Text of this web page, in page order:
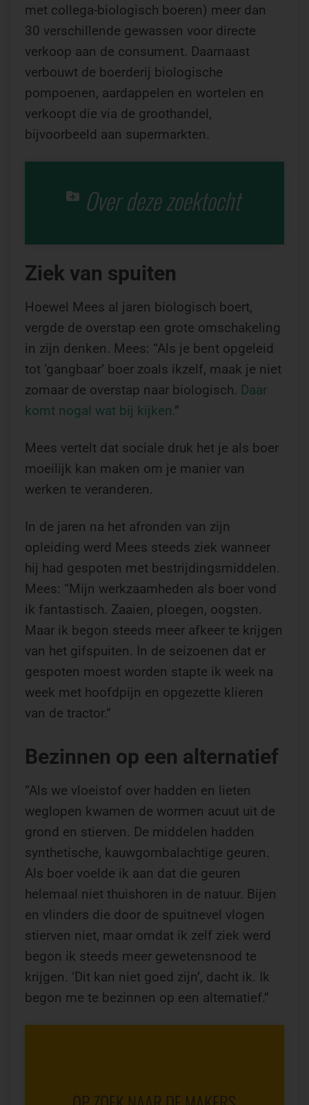
met collega-biologisch boeren) meer dan
30 verschillende gewassen voor directe
verkoop aan de consument. Daarnaast
verbouwt de boerderij biologische
pompoenen, aardappelen en wortelen en
verkoopt die via de groothandel,
bijvoorbeeld aan supermarkten.
Over deze zoektocht
Ziek van spuiten
Hoewel Mees al jaren biologisch boert,
vergde de overstap een grote omschakeling
in zijn denken. Mees: “Als je bent opgeleid
tot ‘gangbaar’ boer zoals ikzelf, maak je niet
zomaar de overstap naar biologisch. Daar
komt nogal wat bij kijken.”
Mees vertelt dat sociale druk het je als boer
moeilijk kan maken om je manier van
werken te veranderen.
In de jaren na het afronden van zijn
opleiding werd Mees steeds ziek wanneer
hij had gespoten met bestrijdingsmiddelen.
Mees: “Mijn werkzaamheden als boer vond
ik fantastisch. Zaaien, ploegen, oogsten.
Maar ik begon steeds meer afkeer te krijgen
van het gifspuiten. In de seizoenen dat er
gespoten moest worden stapte ik week na
week met hoofdpijn en opgezette klieren
van de tractor.”
Bezinnen op een alternatief
“Als we vloeistof over hadden en lieten
weglopen kwamen de wormen acuut uit de
grond en stierven. De middelen hadden
synthetische, kauwgombalachtige geuren.
Als boer voelde ik aan dat die geuren
helemaal niet thuishoren in de natuur. Bijen
en vlinders die door de spuitnevel vlogen
stierven niet, maar omdat ik zelf ziek werd
begon ik steeds meer gewetensnood te
krijgen. ‘Dit kan niet goed zijn’, dacht ik. Ik
begon me te bezinnen op een alternatief.”